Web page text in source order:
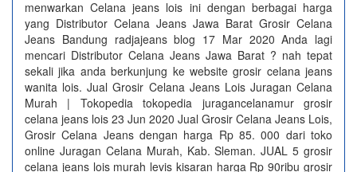
menwarkan Celana jeans lois ini dengan berbagai harga
yang Distributor Celana Jeans Jawa Barat Grosir Celana
Jeans Bandung radjajeans blog 17 Mar 2020 Anda lagi
mencari Distributor Celana Jeans Jawa Barat ? nah tepat
sekali jika anda berkunjung ke website grosir celana jeans
wanita lois. Jual Grosir Celana Jeans Lois Juragan Celana
Murah | Tokopedia tokopedia juragancelanamur grosir
celana jeans lois 23 Jun 2020 Jual Grosir Celana Jeans Lois,
Grosir Celana Jeans dengan harga Rp 85. 000 dari toko
online Juragan Celana Murah, Kab. Sleman. JUAL 5 grosir
celana jeans lois murah levis kisaran harga Rp 90ribu grosir